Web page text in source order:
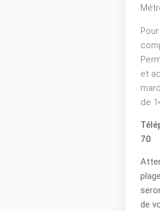
et
de
70
de